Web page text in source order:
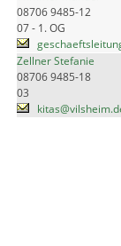
08706 9485-12
07 - 1. OG
Zellner Stefanie
08706 9485-18
03